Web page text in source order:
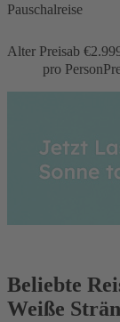
Pauschalreise
Alter Preisab €
pro Person
Beliebte
Weiße